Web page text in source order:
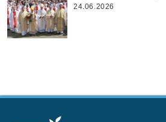
24.06.2026